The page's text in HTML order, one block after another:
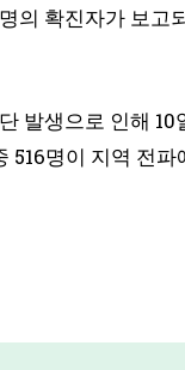
의 확진자가 보고
발생으로 인해
516명이 지역 전